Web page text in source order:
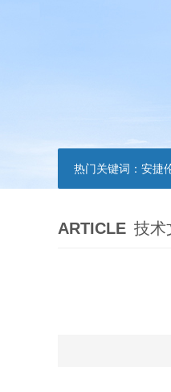
热门关键词： 安捷
ARTICLE 技术